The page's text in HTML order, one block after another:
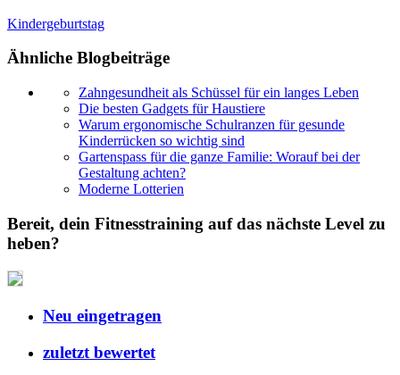
Kindergeburtstag
Ähnliche Blogbeiträge
Zahngesundheit als Schüssel für ein langes Leben
Die besten Gadgets für Haustiere
Warum ergonomische Schulranzen für gesunde
Kinderrücken so wichtig sind
Gartenspass für die ganze Familie: Worauf bei der
Gestaltung achten?
Moderne Lotterien
Bereit, dein Fitnesstraining auf das nächste Level zu
heben?
Neu eingetragen
zuletzt bewertet